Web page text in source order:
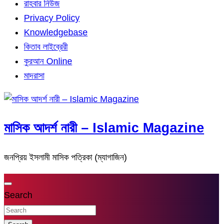
রাহবার নিউজ
Privacy Policy
Knowledgebase
কিতাব লাইব্রেরী
কুরআন Online
মাদরাসা
মাসিক আদর্শ নারী – Islamic Magazine
জনপ্রিয় ইসলামী মাসিক পত্রিকা (ম্যাগাজিন)
Search